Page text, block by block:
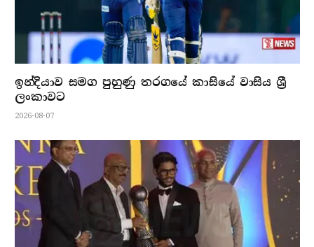
ඉන්දියාව සමග පුහුණු තරගයේ කාසියේ වාසිය ශ්‍රී
ලංකාවට
2026-08-07